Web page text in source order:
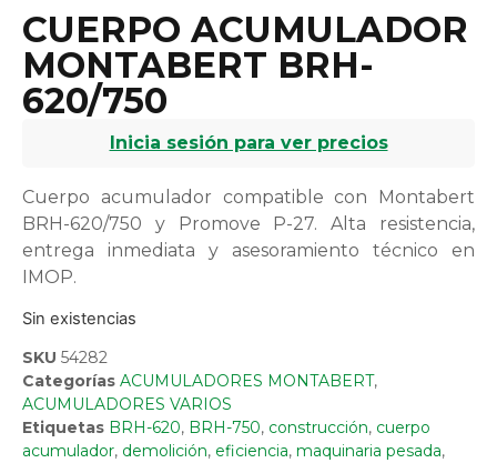
CUERPO ACUMULADOR
MONTABERT BRH-
620/750
Inicia sesión para ver precios
Cuerpo acumulador compatible con Montabert
BRH-620/750 y Promove P-27. Alta resistencia,
entrega inmediata y asesoramiento técnico en
IMOP.
Sin existencias
SKU 54282
Categorías ACUMULADORES MONTABERT,
ACUMULADORES VARIOS
Etiquetas BRH-620, BRH-750, construcción, cuerpo
acumulador, demolición, eficiencia, maquinaria pesada,